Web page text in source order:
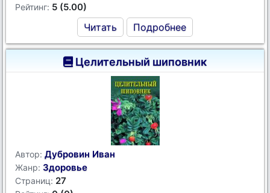
Рейтинг: 5 (5.00)
Читать Подробнее
Целительный шиповник
Автор: Дубровин Иван
Жанр: Здоровье
Страниц: 27